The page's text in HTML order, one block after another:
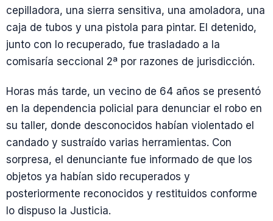
cepilladora, una sierra sensitiva, una amoladora, una
caja de tubos y una pistola para pintar. El detenido,
junto con lo recuperado, fue trasladado a la
comisaría seccional 2ª por razones de jurisdicción.
Horas más tarde, un vecino de 64 años se presentó
en la dependencia policial para denunciar el robo en
su taller, donde desconocidos habían violentado el
candado y sustraído varias herramientas. Con
sorpresa, el denunciante fue informado de que los
objetos ya habían sido recuperados y
posteriormente reconocidos y restituidos conforme
lo dispuso la Justicia.